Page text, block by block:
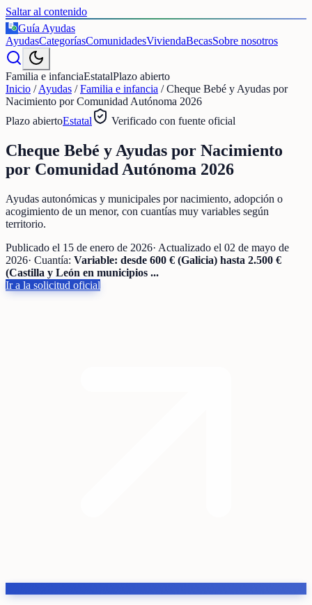
Saltar al contenido
€
Guía Ayudas
AyudasCategoríasComunidadesViviendaBecasSobre nosotros
Familia e infanciaEstatalPlazo abierto
Inicio /Ayudas /Familia e infancia /Cheque Bebé y Ayudas por
Nacimiento por Comunidad Autónoma 2026
Plazo abiertoEstatal Verificado con fuente oficial
Cheque Bebé y Ayudas por Nacimiento
por Comunidad Autónoma 2026
Ayudas autonómicas y municipales por nacimiento, adopción o
acogimiento de un menor, con cuantías muy variables según
territorio.
Publicado el 15 de enero de 2026· Actualizado el 02 de mayo de
2026· Cuantía: Variable: desde 600 € (Galicia) hasta 2.500 €
(Castilla y León en municipios ...
Ir a la solicitud oficial